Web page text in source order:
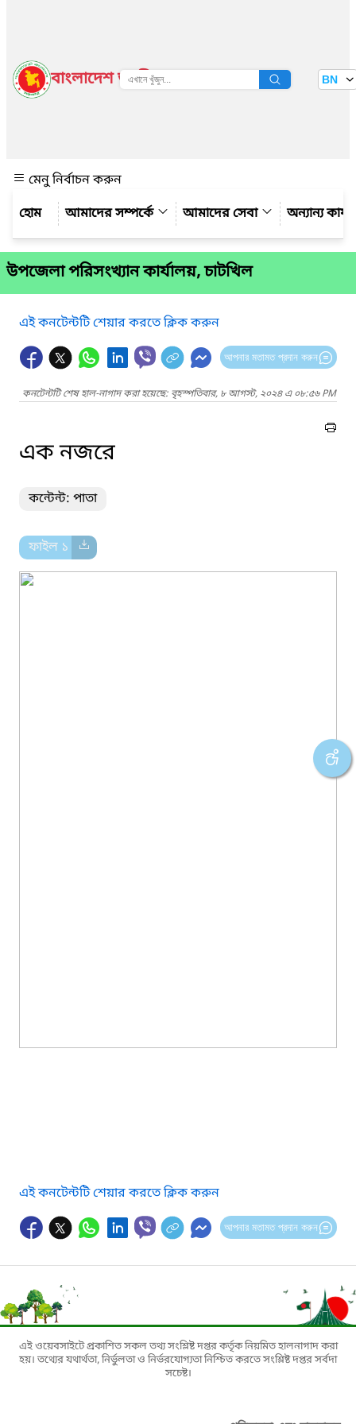
বাংলাদেশ জাতীয় তথ্য বাতায়ন BN
মেনু নির্বাচন করুন
আমাদের সম্পর্কে
আমাদের সেবা অন্যান্য
উপজেলা পরিসংখ্যান কার্যালয়, চাটখিল
এই কনটেন্টটি শেয়ার করতে ক্লিক করুন
আপনার মতামত প্রদান করুন
কনটেন্টটি শেষ হাল-নাগাদ করা হয়েছে: বৃহস্পতিবার, ৮ আগস্ট, ২০২৪ এ ০৮:৫৬ PM
এক নজরে
কন্টেন্ট: পাতা
ফাইল ১
এই কনটেন্টটি শেয়ার করতে ক্লিক করুন
আপনার মতামত প্রদান করুন
এই ওয়েবসাইটে প্রকাশিত সকল তথ্য সংশ্লিষ্ট দপ্তর কর্তৃক নিয়মিত হালনাগাদ করা
হয়। তথ্যের যথার্থতা, নির্ভুলতা ও নির্ভরযোগ্যতা নিশ্চিত করতে সংশ্লিষ্ট দপ্তর সর্বদা
সচেষ্ট।